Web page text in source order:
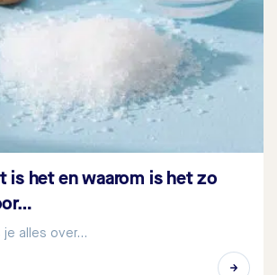
is het en waarom is het zo
je alles over…